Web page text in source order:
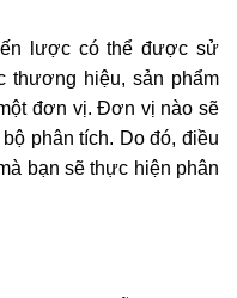
lược có thể được sử
thương hiệu, sản phẩm
đơn vị. Đơn vị nào sẽ
phân tích. Do đó, điều
bạn sẽ thực hiện phân